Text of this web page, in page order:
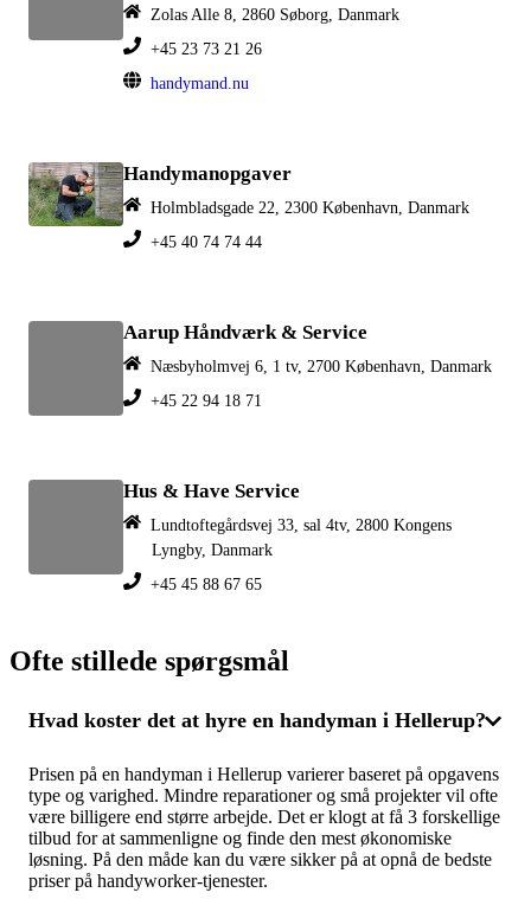
Zolas Alle 8, 2860 Søborg, Danmark
+45 23 73 21 26
handymand.nu
Handymanopgaver
Holmbladsgade 22, 2300 København, Danmark
+45 40 74 74 44
Aarup Håndværk & Service
Næsbyholmvej 6, 1 tv, 2700 København, Danmark
+45 22 94 18 71
Hus & Have Service
Lundtoftegårdsvej 33, sal 4tv, 2800 Kongens
Lyngby, Danmark
+45 45 88 67 65
Ofte stillede spørgsmål
Hvad koster det at hyre en handyman i Hellerup?
Prisen på en handyman i Hellerup varierer baseret på opgavens
type og varighed. Mindre reparationer og små projekter vil ofte
være billigere end større arbejde. Det er klogt at få 3 forskellige
tilbud for at sammenligne og finde den mest økonomiske
løsning. På den måde kan du være sikker på at opnå de bedste
priser på handyworker-tjenester.